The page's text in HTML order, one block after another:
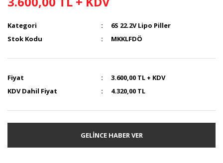
Kategori
6S 22.2V Lipo Piller
Stok Kodu
MKKLFDÖ
Fiyat
3.600,00 TL + KDV
KDV Dahil Fiyat
4.320,00 TL
GELİNCE HABER VER